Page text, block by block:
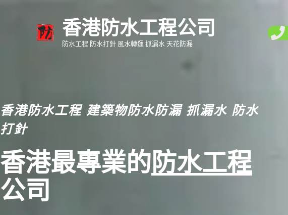
香港防水工程公司
防水工程 防水打針 風水轉運 抓漏水 天花防漏
香港防水工程 建築物防水防漏 抓漏水 防水
打針
香港最專業的防水工程
公司